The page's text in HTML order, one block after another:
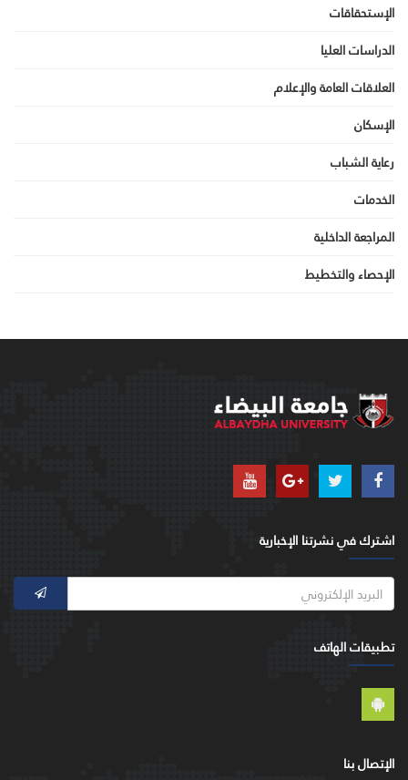
الإستحقاقات
الدراسات العليا
العلاقات العامة والإعلام
الإسكان
رعاية الشباب
الخدمات
المراجعة الداخلية
الإحصاء والتخطيط
اشترك في نشرتنا الإخبارية
تطبيقات الهاتف
الإتصال بنا